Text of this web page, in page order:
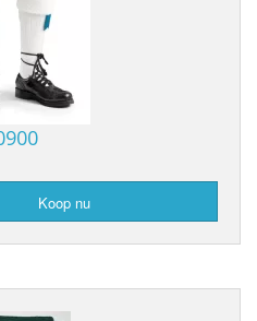
Koop nu